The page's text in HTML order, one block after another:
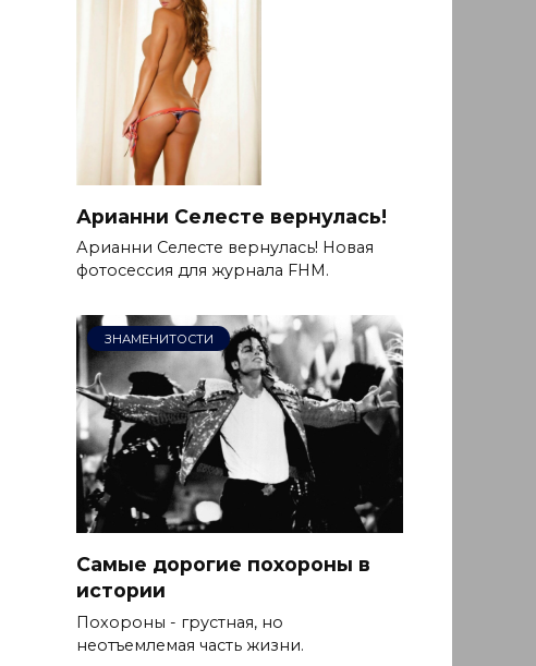
Арианни Селесте вернулась!
Арианни Селесте вернулась! Новая
фотосессия для журнала FHM.
ЗНАМЕНИТОСТИ
Самые дорогие похороны в
истории
Похороны - грустная, но
неотъемлемая часть жизни.